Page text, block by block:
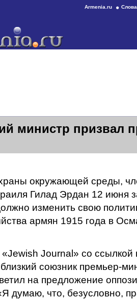
Armenia.ru
министр призвал
окружающей среды,
Гилад Эрдан 12 июня
изменить свою
армян 1915 года в
Journal» со ссылкой
союзник премьер-
на предложение
думаю, что, безусловно,